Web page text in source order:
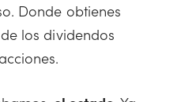
Donde obtienes
los dividendos